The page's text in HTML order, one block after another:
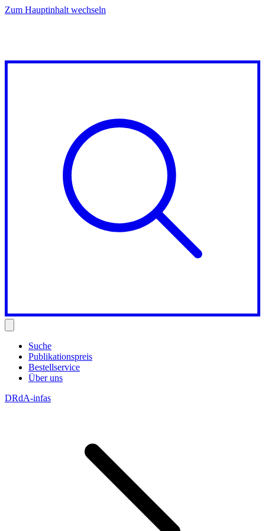
Zum Hauptinhalt wechseln
Suche
Publikationspreis
Bestellservice
Über uns
DRdA-infas